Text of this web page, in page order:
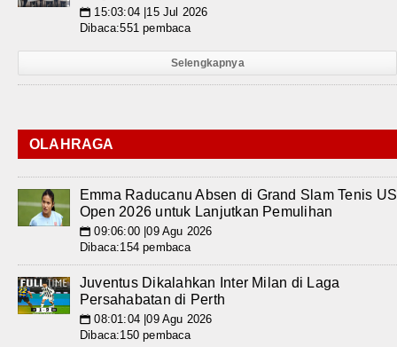
📅 15:03:04 |15 Jul 2026
Dibaca:551 pembaca
Selengkapnya
OLAHRAGA
Emma Raducanu Absen di Grand Slam Tenis US
Open 2026 untuk Lanjutkan Pemulihan
📅 09:06:00 |09 Agu 2026
Dibaca:154 pembaca
Juventus Dikalahkan Inter Milan di Laga
Persahabatan di Perth
📅 08:01:04 |09 Agu 2026
Dibaca:150 pembaca